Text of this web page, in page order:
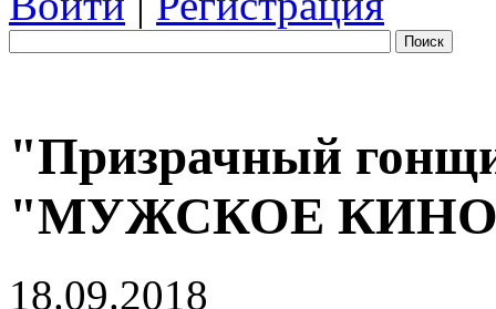
Поиск
"Призрачный
"МУЖСКОЕ КИНО
18.09.2018